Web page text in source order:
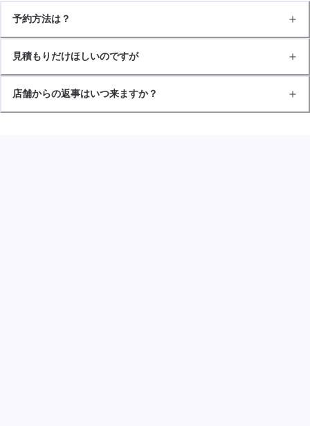
予約方法は？
見積もりだけほしいのですが
店舗からの返事はいつ来ますか？